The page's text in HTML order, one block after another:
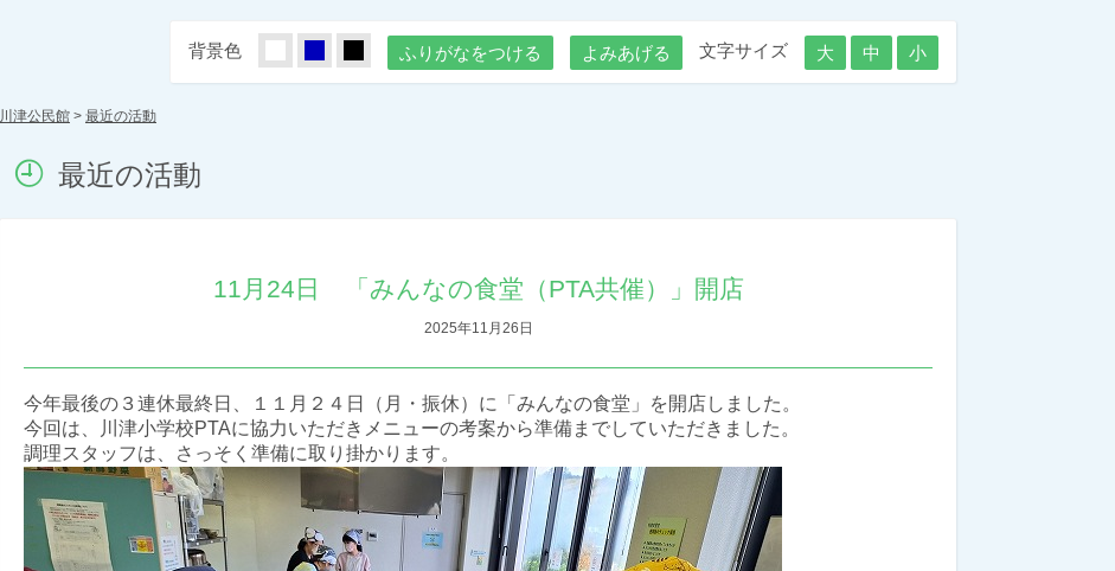
背景色 ふりがなをつける よみあげる 文字サイズ 大 中 小
川津公民館 > 最近の活動
最近の活動
11月24日 「みんなの食堂（PTA共催）」開店
2025年11月26日
今年最後の３連休最終日、１１月２４日（月・振休）に「みんなの食堂」を開店しました。
今回は、川津小学校PTAに協力いただきメニューの考案から準備までしていただきました。
調理スタッフは、さっそく準備に取り掛かります。